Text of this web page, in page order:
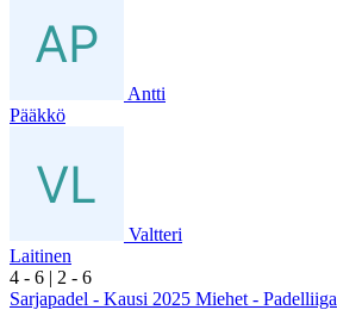
Antti
Pääkkö
Valtteri
Laitinen
4 - 6 | 2 - 6
Sarjapadel - Kausi 2025 Miehet - Padelliiga